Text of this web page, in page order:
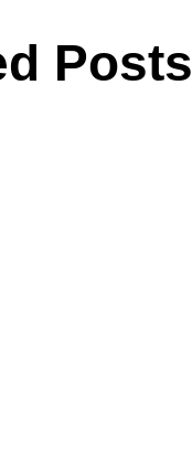
Posts